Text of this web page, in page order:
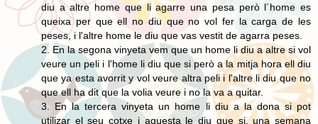
diu a altre home que li agarre una pesa però l´home es
queixa per que ell no diu que no vol fer la carga de les
peses, i l'altre home le diu que vas vestit de agarra peses.
2. En la segona vinyeta vem que un home li diu a altre si vol
veure un peli i l'home li diu que si però a la mitja hora ell diu
que ya esta avorrit y vol veure altra peli i l'altre li diu que no
que ell ha dit que la volia veure i no la va a quitar.
3. En la tercera vinyeta un home li diu a la dona si pot
utilizar el seu cotxe i aquesta le diu que si, una semana